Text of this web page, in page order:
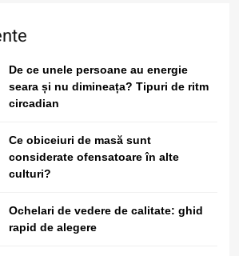
topirea ghețarilor din munți
De ce unele persoane au energie
seara și nu dimineața? Tipuri de ritm
circadian
Ce obiceiuri de masă sunt
considerate ofensatoare în alte
culturi?
Ochelari de vedere de calitate: ghid
rapid de alegere
Filme cu detectivi și investigații
captivante
Este sigur să folosești același
nume de utilizator pe toate
platformele?